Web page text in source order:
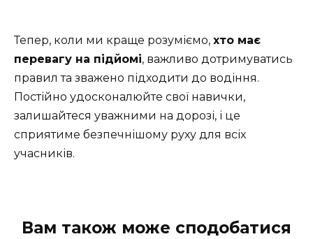
Тепер, коли ми краще розуміємо, хто має
перевагу на підйомі, важливо дотримуватись
правил та зважено підходити до водіння.
Постійно удосконалюйте свої навички,
залишайтеся уважними на дорозі, і це
сприятиме безпечнішому руху для всіх
учасників.
Вам також може сподобатися